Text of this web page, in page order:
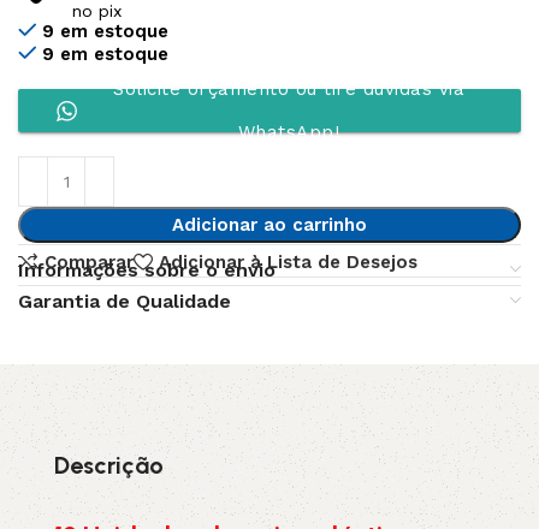
no pix
9 em estoque
9 em estoque
Solicite orçamento ou tire dúvidas via
WhatsApp!
Adicionar ao carrinho
Comparar
Adicionar à Lista de Desejos
Informações sobre o envio
Garantia de Qualidade
Descrição